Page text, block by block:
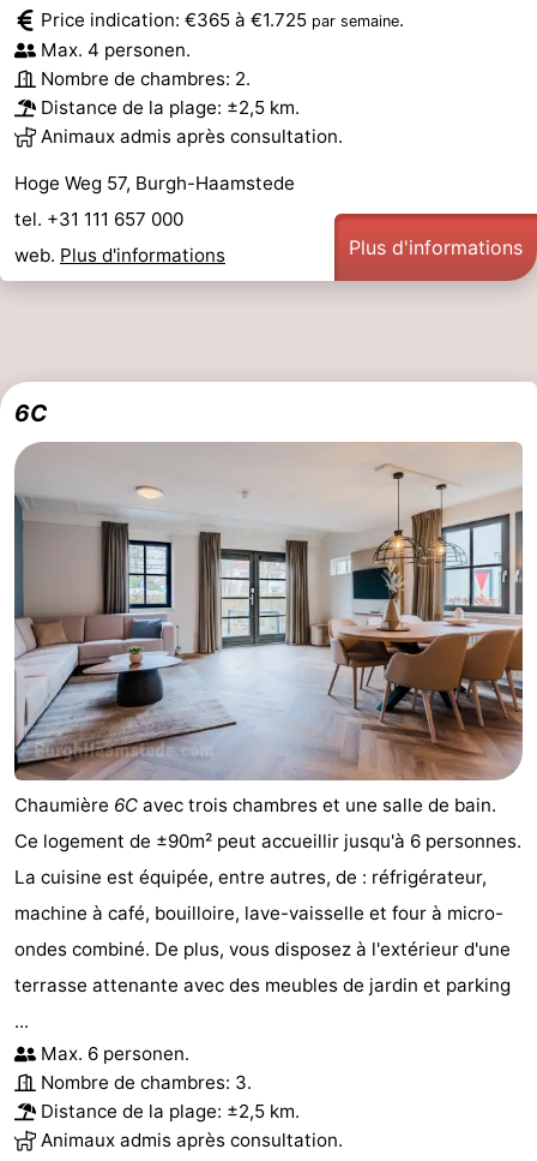
Price indication: €365 à €1.725 par semaine.
Max. 4 personen.
Nombre de chambres: 2.
Distance de la plage: ±2,5 km.
Animaux admis après consultation.
Hoge Weg 57, Burgh-Haamstede
tel. +31 111 657 000
web. Plus d'informations Plus d'informations
6C
Chaumière 6C avec trois chambres et une salle de bain.
Ce logement de ±90m² peut accueillir jusqu'à 6 personnes.
La cuisine est équipée, entre autres, de : réfrigérateur,
machine à café, bouilloire, lave-vaisselle et four à micro-
ondes combiné. De plus, vous disposez à l'extérieur d'une
terrasse attenante avec des meubles de jardin et parking
...
Max. 6 personen.
Nombre de chambres: 3.
Distance de la plage: ±2,5 km.
Animaux admis après consultation.